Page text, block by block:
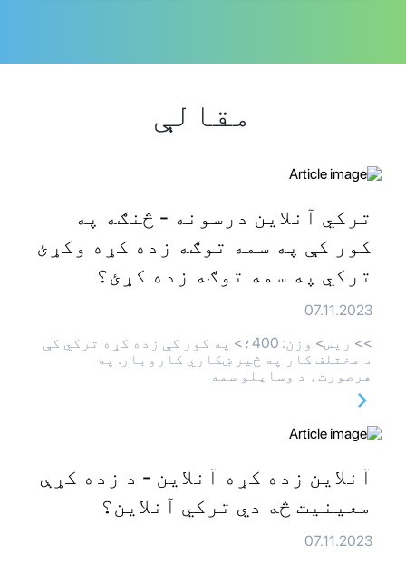
مقالې
ترکي آنلاین درسونه - څنګه په
کور کې په سمه توګه زده کړه وکړئ
ترکي په سمه توګه زده کړئ؟
07.11.2023
>> ريس> وزن: 400؛> په کور کې زده کړه ترکي کې
د مختلف کار په څیر ښکاري کاروبار. په
هرصورت، د وسایلو سمه
آنلاین زده کړه آنلاین - د زده کړې
معینیت څه دي ترکي آنلاین؟
07.11.2023